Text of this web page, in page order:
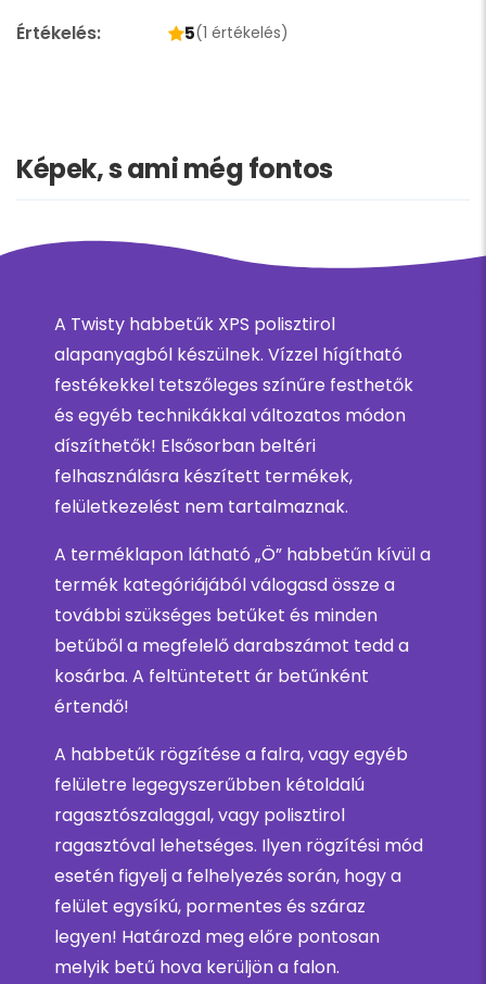
Értékelés: 5(1 értékelés)
Képek, s ami még fontos
A Twisty habbetűk XPS polisztirol
alapanyagból készülnek. Vízzel hígítható
festékekkel tetszőleges színűre festhetők
és egyéb technikákkal változatos módon
díszíthetők! Elsősorban beltéri
felhasználásra készített termékek,
felületkezelést nem tartalmaznak.
A terméklapon látható „Ö” habbetűn kívül a
termék kategóriájából válogasd össze a
további szükséges betűket és minden
betűből a megfelelő darabszámot tedd a
kosárba. A feltüntetett ár betűnként
értendő!
A habbetűk rögzítése a falra, vagy egyéb
felületre legegyszerűbben kétoldalú
ragasztószalaggal, vagy polisztirol
ragasztóval lehetséges. Ilyen rögzítési mód
esetén figyelj a felhelyezés során, hogy a
felület egysíkú, pormentes és száraz
legyen! Határozd meg előre pontosan
melyik betű hova kerüljön a falon.